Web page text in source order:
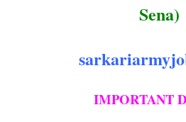
Sena)
IMPORTANT